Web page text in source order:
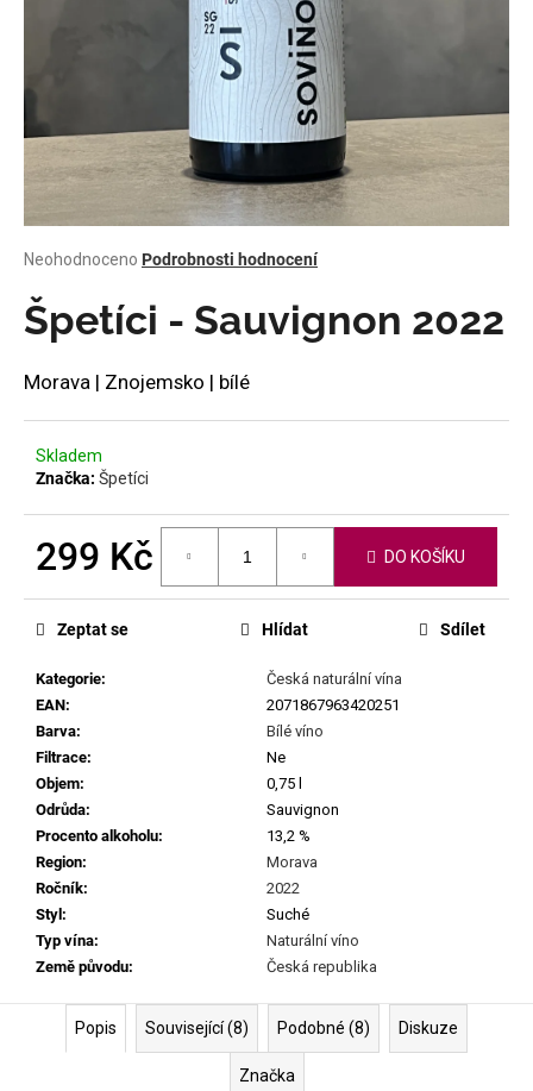
Průměrné
produktu
je
z
5
hvězdiček.
Neohodnoceno Podrobnosti hodnocení
Špetíci - Sauvignon 2022
Morava | Znojemsko | bílé
Skladem
Značka: Špetíci
299 Kč DO KOŠÍKU
Kategorie:
Česká naturální vína
EAN:
2071867963420251
Barva:
Bílé víno
Filtrace:
Ne
Objem:
0,75 l
Odrůda:
Sauvignon
Procento alkoholu:
13,2 %
Region:
Morava
Ročník:
2022
Styl :
Suché
Typ vína:
Naturální víno
Země původu: Česká republika
Zeptat se Hlídat Sdílet
Popis Související (8) Podobné (8) Diskuze
Značka
í
t
D
o
u
u
m
e
SEPP
MUSTER
GRAF
SAUVIGNON
2022
929
Kč